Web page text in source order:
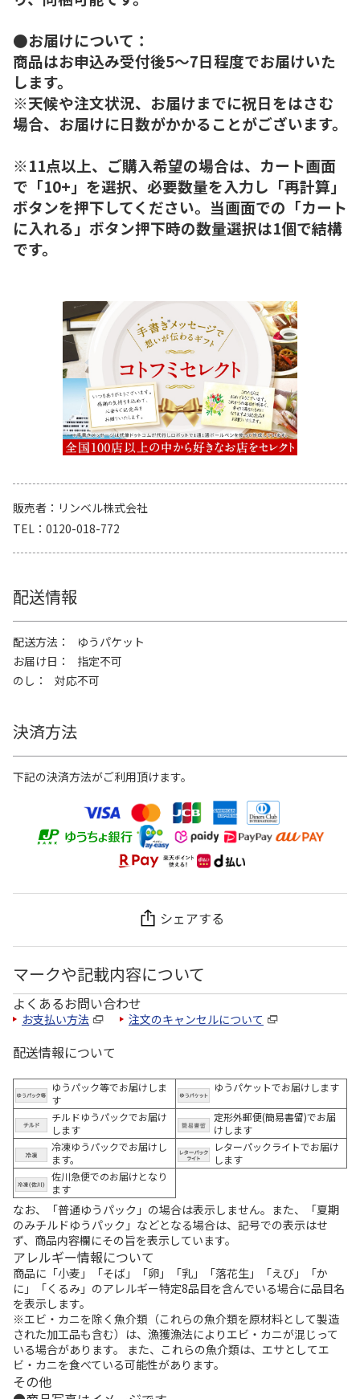
●お届けについて：
商品はお申込み受付後5～7日程度でお届けいた
します。
※天候や注文状況、お届けまでに祝日をはさむ
場合、お届けに日数がかかることがございます。
※11点以上、ご購入希望の場合は、カート画面
で「10+」を選択、必要数量を入力し「再計算」
ボタンを押下してください。当画面での「カート
に入れる」ボタン押下時の数量選択は1個で結構
です。
販売者
リンベル株式会社
TEL
0120-018-772
配送情報
配送方法
ゆうパケット
お届け日
指定不可
のし
対応不可
決済方法
下記の決済方法がご利用頂けます。
シェアする
マークや記載内容について
よくあるお問い合わせ
お支払い方法 注文のキャンセルについて
配送情報について
ゆうパック等でお届けしま
す
ゆうパケットでお届けします
チルドゆうパックでお届け
します
定形外郵便(簡易書留)でお届
けします
冷凍ゆうパックでお届けし
ます。
レターパックライトでお届け
します
佐川急便でのお届けとなり
ます
なお、「普通ゆうパック」の場合は表示しません。また、「夏期
のみチルドゆうパック」などとなる場合は、記号での表示はせ
ず、商品内容欄にその旨を表示しています。
アレルギー情報について
商品に「小麦」「そば」「卵」「乳」「落花生」「えび」「か
に」「くるみ」のアレルギー特定8品目を含んでいる場合に品目名
を表示します。
※エビ・カニを除く魚介類（これらの魚介類を原材料として製造
された加工品も含む）は、漁獲漁法によりエビ・カニが混じって
いる場合があります。 また、これらの魚介類は、エサとしてエ
ビ・カニを食べている可能性があります。
その他